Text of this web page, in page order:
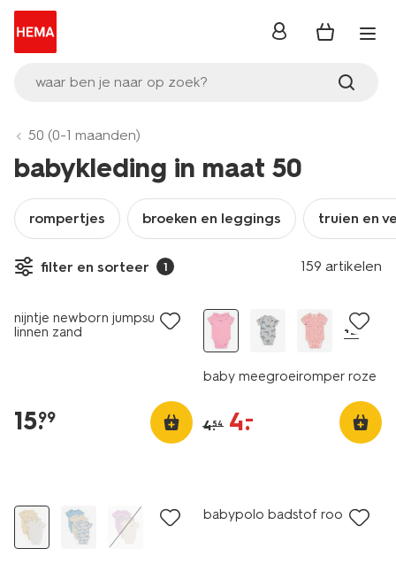
waar ben je naar op zoek?
inloggen
50 (0-1 maanden)
babykleding in maat 50
rompertjes broeken en leggings truien en
filter en sorteer 1 159 artikelen
nijntje newborn jumpsuit
linnen zand
15.
99
+2
baby meegroeiromper roze
4.54 4.
–
babypolo badstof rood